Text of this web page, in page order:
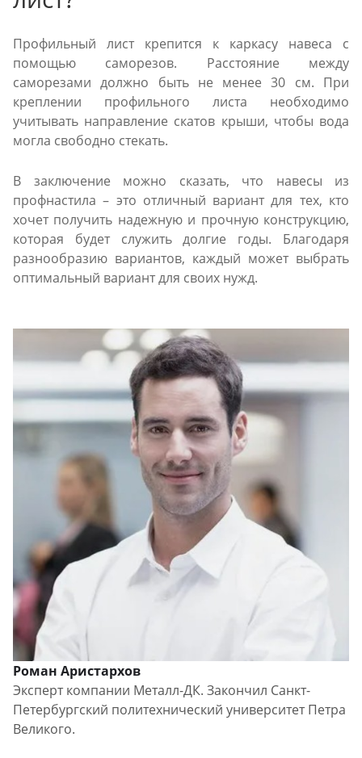
Профильный лист крепится к каркасу навеса с
помощью саморезов. Расстояние между
саморезами должно быть не менее 30 см. При
креплении профильного листа необходимо
учитывать направление скатов крыши, чтобы вода
могла свободно стекать.
В заключение можно сказать, что навесы из
профнастила – это отличный вариант для тех, кто
хочет получить надежную и прочную конструкцию,
которая будет служить долгие годы. Благодаря
разнообразию вариантов, каждый может выбрать
оптимальный вариант для своих нужд.
Роман Аристархов
Эксперт компании Металл-ДК. Закончил Санкт-
Петербургский политехнический университет Петра
Великого.